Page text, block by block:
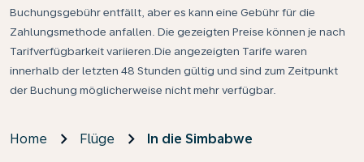
Buchungsgebühr entfällt, aber es kann eine Gebühr für die
Zahlungsmethode anfallen. Die gezeigten Preise können je nach
Tarifverfügbarkeit variieren.Die angezeigten Tarife waren
innerhalb der letzten 48 Stunden gültig und sind zum Zeitpunkt
der Buchung möglicherweise nicht mehr verfügbar.
Home Flüge In die Simbabwe